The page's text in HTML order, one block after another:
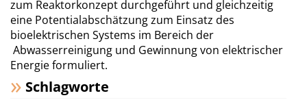
zum Reaktorkonzept durchgeführt und gleichzeitig
eine Potentialabschätzung zum Einsatz des
bioelektrischen Systems im Bereich der
Abwasserreinigung und Gewinnung von elektrischer
Energie formuliert.
Schlagworte